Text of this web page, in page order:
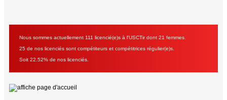
Nous sommes actuellement 111 licencié(e)s à l'USCTir dont 21 femmes.
25 de nos licenciés sont compétiteurs et compétitrices régulier(e)s.
Soit 22.52% de nos licenciés.